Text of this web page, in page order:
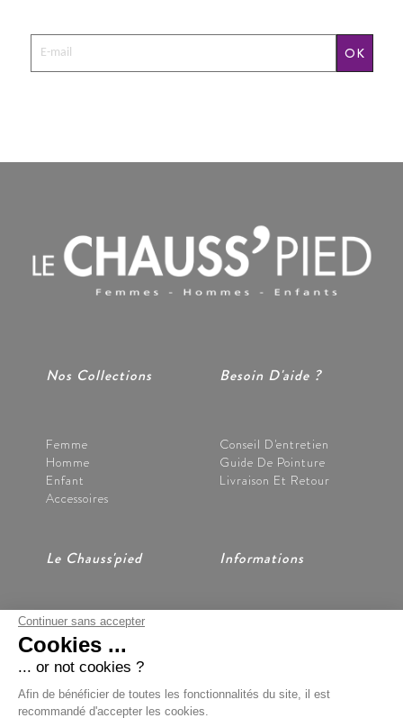
OK
Nos Collections
Femme
Homme
Enfant
Accessoires
Besoin D'aide ?
Conseil D'entretien
Guide De Pointure
Livraison Et Retour
Le Chauss'pied
Nos Magasins
Notre Histoire
Nous Contacter
Informations
Continuer sans accepter
Cookies ...
... or not cookies ?
Afin de bénéficier de toutes les fonctionnalités du site, il est
recommandé d'accepter les cookies.